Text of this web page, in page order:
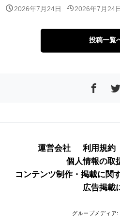
2026年7月24日 2026年7月24
投稿一覧
運営会社 利用規約
個人情報の取
コンテンツ制作・掲載に関
広告掲載
グループメディア: